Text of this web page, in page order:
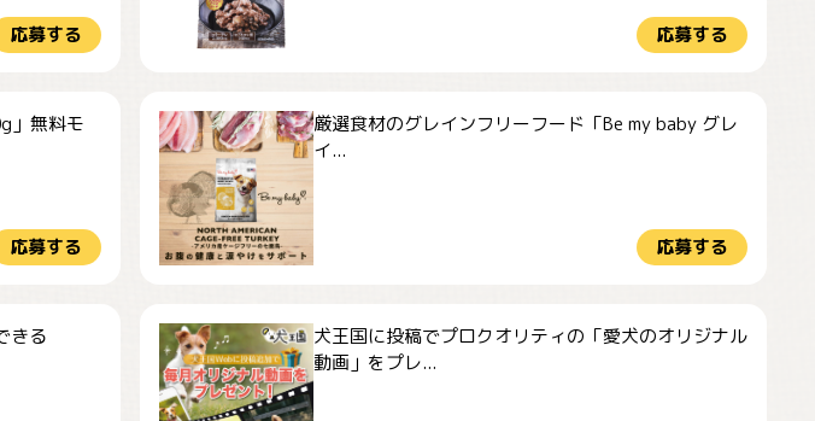
応募する 応募する
」無料モ
応募する
厳選食材のグレインフリーフード「Be my baby グレ
イ...
応募する
きる
犬王国に投稿でプロクオリティの「愛犬のオリジナル
動画」をプレ...